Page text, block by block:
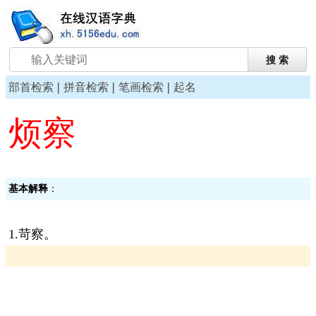
部首检索 | 拼音检索 | 笔画检索 | 起名
烦察
基本解释 ：
1.苛察。